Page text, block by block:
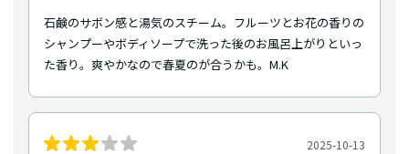
石鹸のサボン感と湯気のスチーム。フルーツとお花の香りの
シャンプーやボディソープで洗った後のお風呂上がりといっ
た香り。爽やかなので春夏のが合うかも。M.K
2025-10-13